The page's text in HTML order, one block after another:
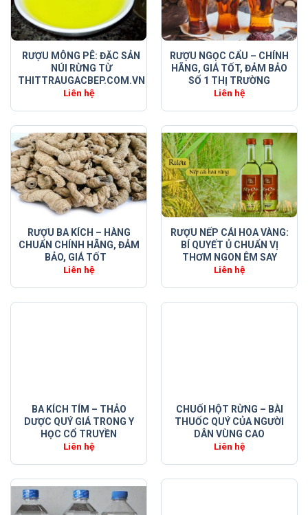
RƯỢU MÔNG PÊ: ĐẶC SẢN
NÚI RỪNG TỪ
THITTRAUGACBEP.COM.VN
Liên hệ
RƯỢU NGỌC CẨU – CHÍNH
HÃNG, GIÁ TỐT, ĐẢM BẢO
SỐ 1 THỊ TRƯỜNG
Liên hệ
RƯỢU BA KÍCH – HÀNG
CHUẨN CHÍNH HÃNG, ĐẢM
BẢO, GIÁ TỐT
Liên hệ
RƯỢU NẾP CÁI HOA VÀNG:
BÍ QUYẾT Ủ CHUẨN VỊ
THƠM NGON ÊM SAY
Liên hệ
BA KÍCH TÍM – THẢO
DƯỢC QUÝ GIÁ TRONG Y
HỌC CỔ TRUYỀN
Liên hệ
CHUỐI HỘT RỪNG – BÀI
THUỐC QUÝ CỦA NGƯỜI
DÂN VÙNG CAO
Liên hệ